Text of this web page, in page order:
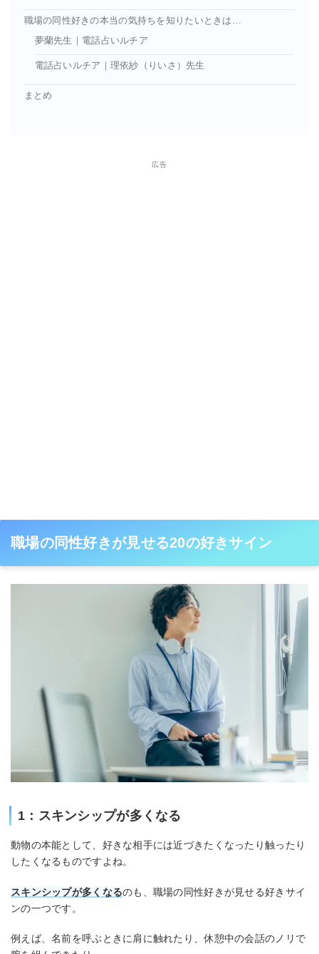
職場の同性好きの本当の気持ちを知りたいときは…
夢蘭先生｜電話占いルチア
電話占いルチア｜理依紗（りいさ）先生
まとめ
広告
職場の同性好きが見せる20の好きサイン
1：スキンシップが多くなる
動物の本能として、好きな相手には近づきたくなったり触ったり
したくなるものですよね。
スキンシップが多くなるのも、職場の同性好きが見せる好きサイ
ンの一つです。
例えば、名前を呼ぶときに肩に触れたり、休憩中の会話のノリで